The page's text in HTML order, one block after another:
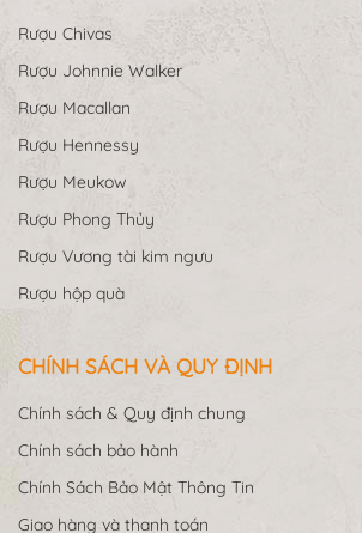
Rượu Chivas
Rượu Johnnie Walker
Rượu Macallan
Rượu Hennessy
Rượu Meukow
Rượu Phong Thủy
Rượu Vương tài kim ngưu
Rượu hộp quà
CHÍNH SÁCH VÀ QUY ĐỊNH
Chính sách & Quy định chung
Chính sách bảo hành
Chính Sách Bảo Mật Thông Tin
Giao hàng và thanh toán